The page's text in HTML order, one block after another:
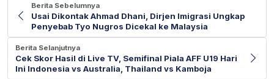
Berita Sebelumnya
Usai Dikontak Ahmad Dhani, Dirjen Imigrasi Ungkap
Penyebab Tyo Nugros Dicekal ke Malaysia
Berita Selanjutnya
Cek Skor Hasil di Live TV, Semifinal Piala AFF U19 Hari
Ini Indonesia vs Australia, Thailand vs Kamboja